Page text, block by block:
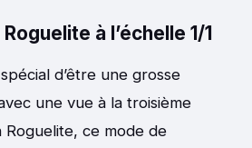
à l’échelle 1/1
d’être une grosse
une vue à la troisième
ce mode de